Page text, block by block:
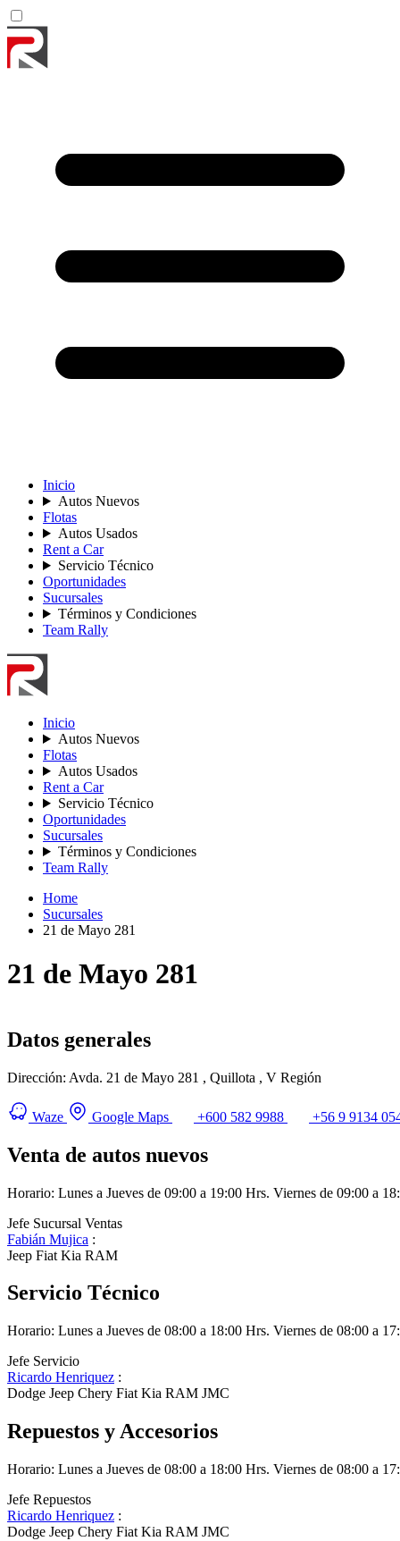
Inicio
Autos Nuevos
Flotas
Autos Usados
Rent a Car
Servicio Técnico
Oportunidades
Sucursales
Términos y Condiciones
Team Rally
Inicio
Autos Nuevos
Flotas
Autos Usados
Rent a Car
Servicio Técnico
Oportunidades
Sucursales
Términos y Condiciones
Team Rally
Home
Sucursales
21 de Mayo 281
21 de Mayo 281
Datos generales
Dirección: Avda. 21 de Mayo 281 , Quillota , V Región
Waze Google Maps +600 582 9988 +56 9 9134
Venta de autos nuevos
Horario: Lunes a Jueves de 09:00 a 19:00 Hrs. Viernes de 09:00 a
Jefe Sucursal Ventas
Fabián Mujica :
Jeep Fiat Kia RAM
Servicio Técnico
Horario: Lunes a Jueves de 08:00 a 18:00 Hrs. Viernes de 08:00 a
Jefe Servicio
Ricardo Henriquez :
Dodge Jeep Chery Fiat Kia RAM JMC
Repuestos y Accesorios
Horario: Lunes a Jueves de 08:00 a 18:00 Hrs. Viernes de 08:00 a
Jefe Repuestos
Ricardo Henriquez :
Dodge Jeep Chery Fiat Kia RAM JMC